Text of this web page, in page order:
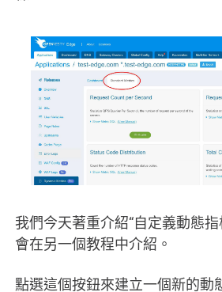
我們今天著重介紹“自定義動態
會在另一個教程中介紹。
點選這個按鈕來建立一個新的動